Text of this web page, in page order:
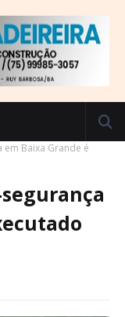
Baixa Grande é